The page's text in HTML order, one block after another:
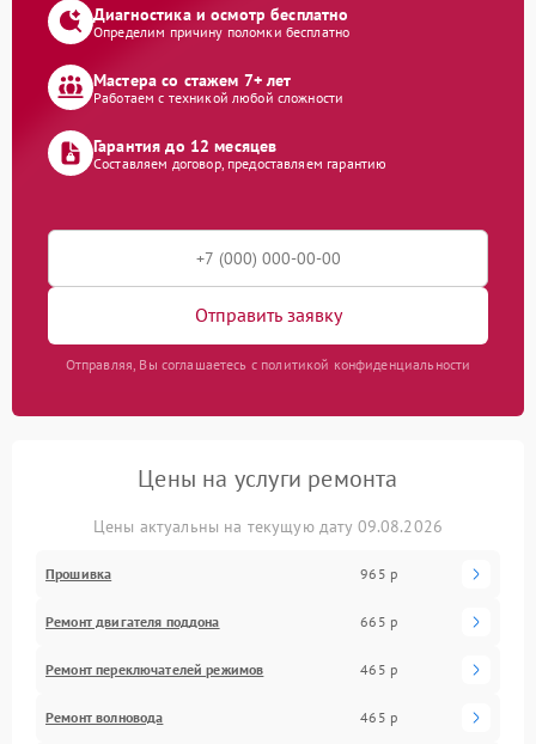
Диагностика и осмотр бесплатно
Определим причину поломки бесплатно
Мастера со стажем 7+ лет
Работаем с техникой любой сложности
Гарантия до 12 месяцев
Составляем договор, предоставляем гарантию
Отправить заявку
Отправляя, Вы соглашаетесь с политикой конфиденциальности
Цены на услуги ремонта
Цены актуальны на текущую дату 09.08.2026
Прошивка 965 р
Ремонт двигателя поддона 665 р
Ремонт переключателей режимов 465 р
Ремонт волновода 465 р